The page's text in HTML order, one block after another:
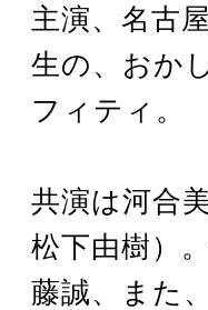
主演、名古
生の、おか
フィティ。
共演は河合
松下由樹）
藤誠、また